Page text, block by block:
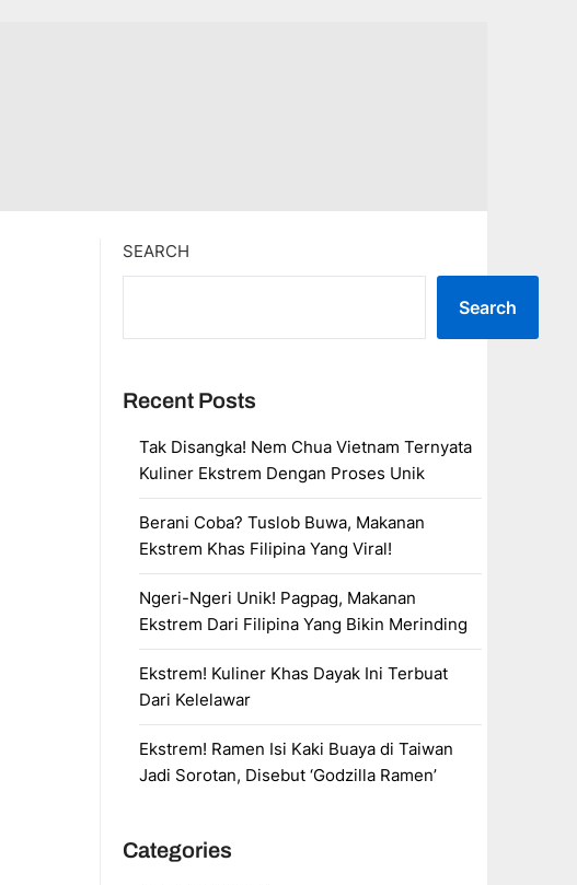
SEARCH
Search
Recent Posts
Tak Disangka! Nem Chua Vietnam Ternyata
Kuliner Ekstrem Dengan Proses Unik
Berani Coba? Tuslob Buwa, Makanan
Ekstrem Khas Filipina Yang Viral!
Ngeri-Ngeri Unik! Pagpag, Makanan
Ekstrem Dari Filipina Yang Bikin Merinding
Ekstrem! Kuliner Khas Dayak Ini Terbuat
Dari Kelelawar
Ekstrem! Ramen Isi Kaki Buaya di Taiwan
Jadi Sorotan, Disebut ‘Godzilla Ramen’
Categories